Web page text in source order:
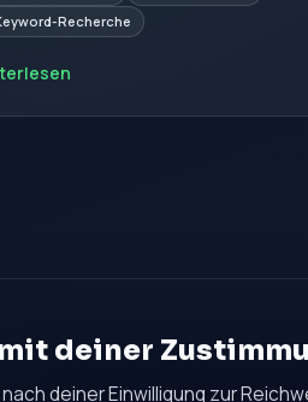
Recherche
deiner
deiner Einwilligung zur